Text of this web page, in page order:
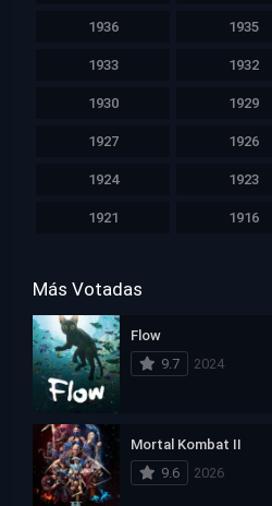
1936 1935
1933 1932
1930 1929
1927 1926
1924 1923
1921 1916
Más Votadas
Flow
9.7
2024
Mortal Kombat II
9.6
2026